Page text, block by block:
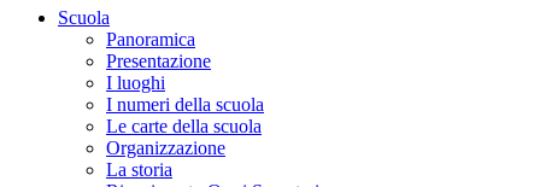
Scuola
Panoramica
Presentazione
I luoghi
I numeri della scuola
Le carte della scuola
Organizzazione
La storia